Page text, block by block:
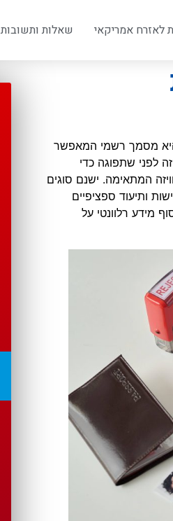
לאזרח אמריקאי שאלות ותשובות
היא מסמך רשמי המאפשר
לפני שתפוגה כדי
המתאימה. ישנם סוגים
ותיעוד ספציפיים
מידע רלוונטי על